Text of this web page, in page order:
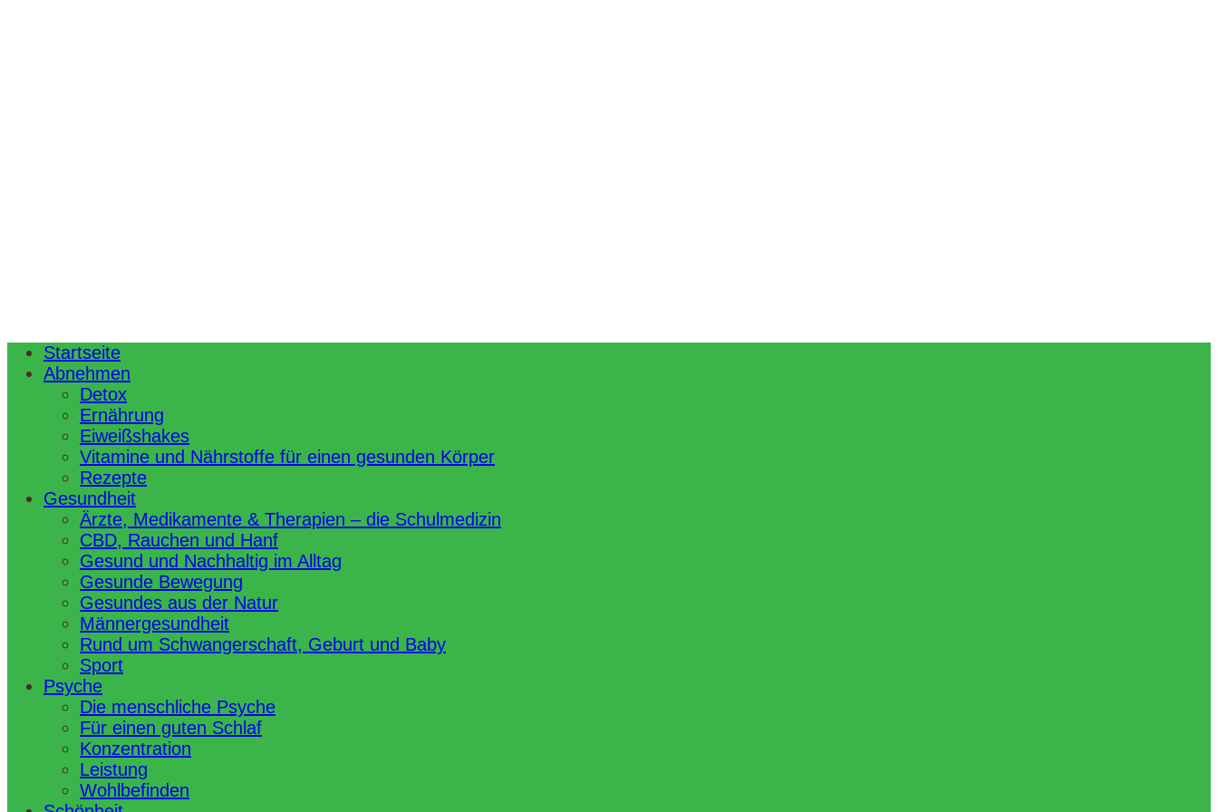
Startseite
Abnehmen
Detox
Ernährung
Eiweißshakes
Vitamine und Nährstoffe für einen gesunden Körper
Rezepte
Gesundheit
Ärzte, Medikamente & Therapien – die Schulmedizin
CBD, Rauchen und Hanf
Gesund und Nachhaltig im Alltag
Gesunde Bewegung
Gesundes aus der Natur
Männergesundheit
Rund um Schwangerschaft, Geburt und Baby
Sport
Psyche
Die menschliche Psyche
Für einen guten Schlaf
Konzentration
Leistung
Wohlbefinden